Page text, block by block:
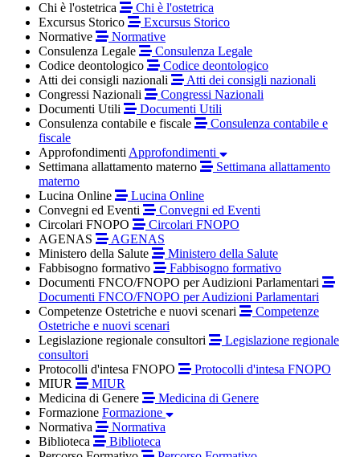
Chi è l'ostetrica
Chi è l'ostetrica
Excursus Storico
Excursus Storico
Normative
Normative
Consulenza Legale
Consulenza Legale
Codice deontologico
Codice deontologico
Atti dei consigli nazionali
Atti dei consigli nazionali
Congressi Nazionali
Congressi Nazionali
Documenti Utili
Documenti Utili
Consulenza contabile e fiscale
Consulenza contabile e
fiscale
Approfondimenti Approfondimenti
Settimana allattamento materno
Settimana allattamento
materno
Lucina Online
Lucina Online
Convegni ed Eventi
Convegni ed Eventi
Circolari FNOPO
Circolari FNOPO
AGENAS
AGENAS
Ministero della Salute
Ministero della Salute
Fabbisogno formativo
Fabbisogno formativo
Documenti FNCO/FNOPO per Audizioni Parlamentari
Documenti FNCO/FNOPO per Audizioni Parlamentari
Competenze Ostetriche e nuovi scenari
Competenze
Ostetriche e nuovi scenari
Legislazione regionale consultori
Legislazione regionale
consultori
Protocolli d'intesa FNOPO
Protocolli d'intesa FNOPO
MIUR
MIUR
Medicina di Genere
Medicina di Genere
Formazione Formazione
Normativa
Normativa
Biblioteca
Biblioteca